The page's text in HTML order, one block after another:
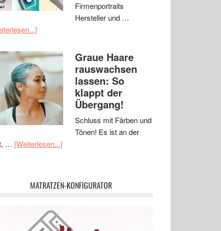
Firmenportraits
Hersteller und …
Graue Haare
rauswachsen
lassen: So
klappt der
Übergang!
Schluss mit Färben und
Tönen! Es ist an der
… [Weiterlesen...]
MATRATZEN-KONFIGURATOR